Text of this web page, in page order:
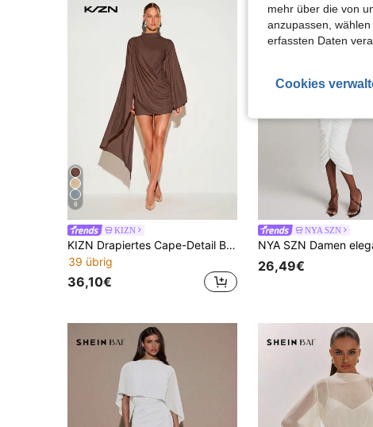
6
KIZN
KIZN Drapiertes Cape-Detail Ballonärmel Mini-Kleid mit Stehkragen und gerafftem Seitenpanel
39 übrig
36,10€
NYA SZN
26,49€
mehr über die von
anzupassen,
erfassten Daten
Cookies